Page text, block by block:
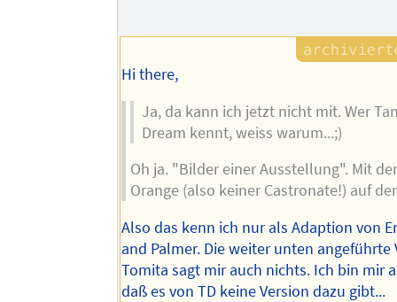
Hi there,
Ja, da kann ich jetzt nicht mit. Wer
Dream kennt, weiss warum...;)
Oh ja. "Bilder einer Ausstellung". Mit
Orange (also keiner Castronate!) auf
Also das kenn ich nur als Adaption von
and Palmer. Die weiter unten angeführte
Tomita sagt mir auch nichts. Ich bin mir
daß es von TD keine Version dazu gibt...